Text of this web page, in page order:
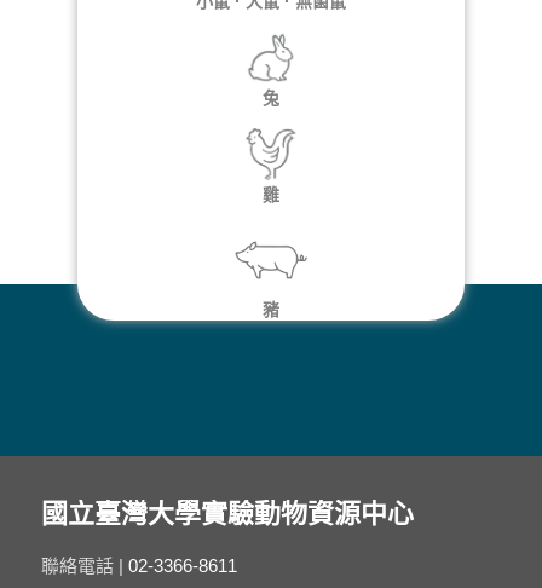
兔
雞
豬
國立臺灣大學實驗動物資源中心
聯絡電話 | 02-3366-8611